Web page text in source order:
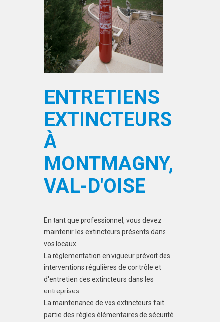
ENTRETIENS
EXTINCTEURS
À
MONTMAGNY,
VAL-D'OISE
En tant que professionnel, vous devez
maintenir les extincteurs présents dans
vos locaux.
La réglementation en vigueur prévoit des
interventions régulières de contrôle et
d'entretien des extincteurs dans les
entreprises.
La maintenance de vos extincteurs fait
partie des règles élémentaires de sécurité